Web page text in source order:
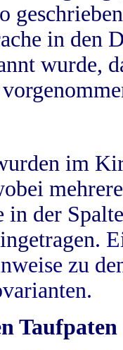
in
wurde,
im
der
zu
Taufpaten